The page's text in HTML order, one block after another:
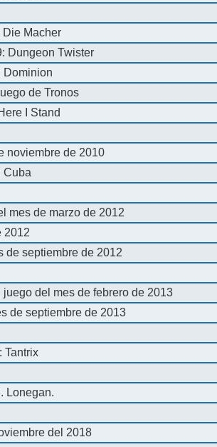
Die Macher
Dungeon Twister
Dominion
de Tronos
I Stand
noviembre de 2010
Cuba
mes de marzo de 2012
2012
de septiembre de 2012
del mes de febrero de 2013
de septiembre de 2013
Tantrix
Lonegan.
del 2018